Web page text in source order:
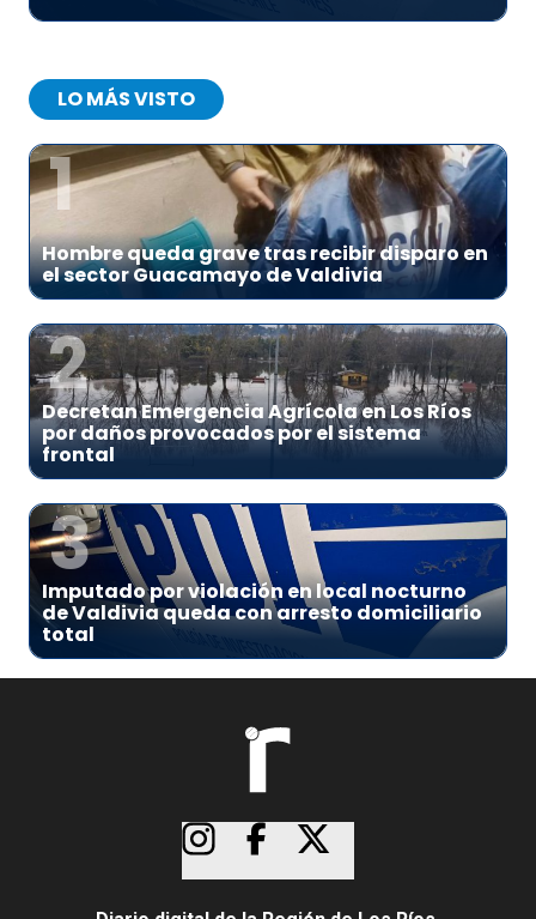
LO MÁS VISTO
1
Hombre queda grave tras recibir disparo en
el sector Guacamayo de Valdivia
2
Decretan Emergencia Agrícola en Los Ríos
por daños provocados por el sistema
frontal
3
Imputado por violación en local nocturno
de Valdivia queda con arresto domiciliario
total